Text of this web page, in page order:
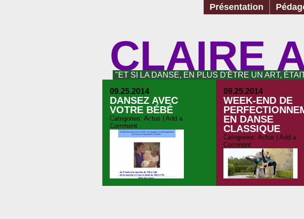
Présentation
CLAIRE
"ET SI LA DANSE, EN PLUS D'ÊTRE UN ART,
09.25.2014
DANSEZ AVEC
VOTRE BÉBÉ
Categories: Actus
Add a
Comment
09.25.2014
WEEK-END DE
EN DANSE
CLASSIQUE
Categories: Actus
Add a
Comment